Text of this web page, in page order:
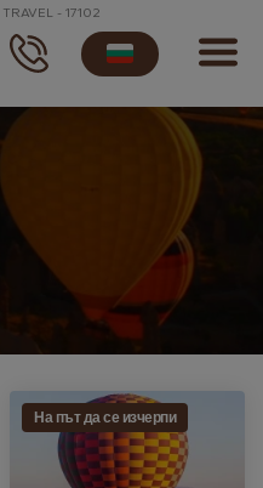
- 17102
На път да се изчерпи